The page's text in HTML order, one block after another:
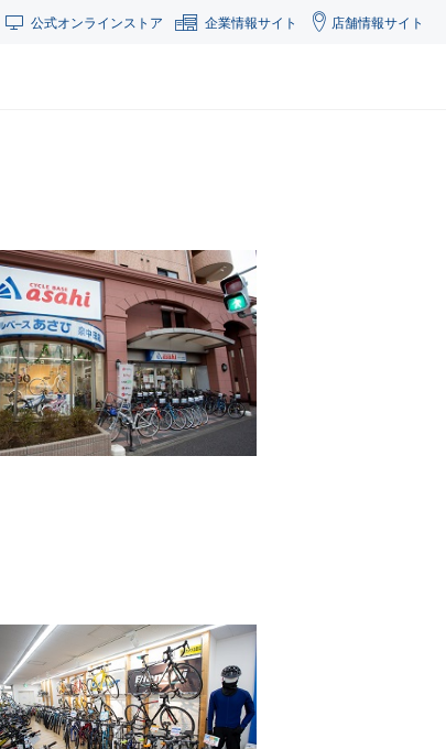
公式オンラインストア 企業情報サイト 店舗情報サイト